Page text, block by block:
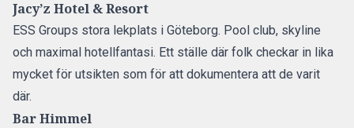
Jacy’z Hotel & Resort
ESS Groups stora lekplats i Göteborg. Pool club, skyline
och maximal hotellfantasi. Ett ställe där folk checkar in lika
mycket för utsikten som för att dokumentera att de varit
där.
Bar Himmel